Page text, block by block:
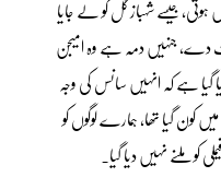
کے بعد نہیں ہوتی، جیسے شہباز گل کو لے جایا
دے، جنہیں دمہ ہے وہ امیجن
گیا ہے کہ انہیں سانس کی وجہ
کون گیا تھا، ہمارے لوگوں کو
کو ملنے نہیں دیا گیا۔